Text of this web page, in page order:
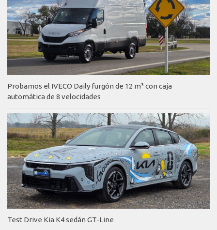
Probamos el IVECO Daily furgón de 12 m³ con caja
automática de 8 velocidades
Test Drive Kia K4 sedán GT-Line